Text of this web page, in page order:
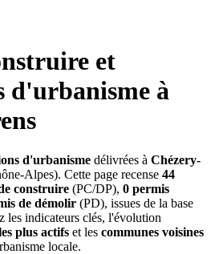
et
d'urbanisme à
d'urbanisme délivrées à Chézery-
Alpes). Cette page recense 44
construire (PC/DP), 0 permis
de démolir (PD), issues de la base
les indicateurs clés, l'évolution
plus actifs et les communes voisines
locale.